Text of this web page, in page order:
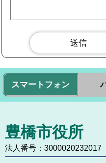
スマートフォン
豊橋市役所
法人番号：3000020232017